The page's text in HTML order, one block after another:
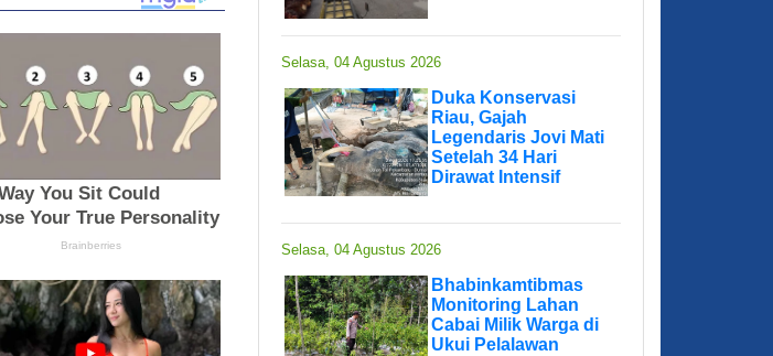
Selasa, 04 Agustus 2026
Duka Konservasi
Riau, Gajah
Legendaris Jovi Mati
Setelah 34 Hari
Dirawat Intensif
Selasa, 04 Agustus 2026
Bhabinkamtibmas
Monitoring Lahan
Cabai Milik Warga di
Ukui Pelalawan